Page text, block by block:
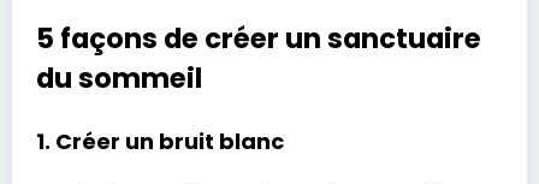
5 façons de créer un sanctuaire
du sommeil
1. Créer un bruit blanc